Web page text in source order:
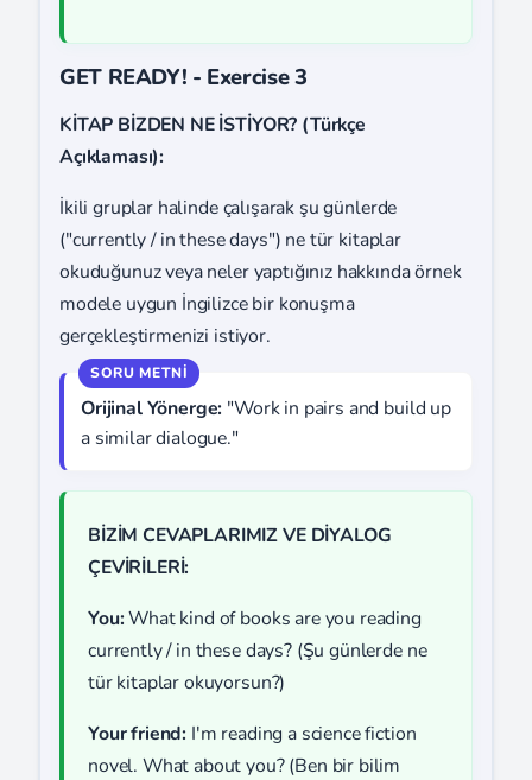
GET READY! - Exercise 3
KİTAP BİZDEN NE İSTİYOR? (Türkçe
Açıklaması):
İkili gruplar halinde çalışarak şu günlerde
("currently / in these days") ne tür kitaplar
okuduğunuz veya neler yaptığınız hakkında örnek
modele uygun İngilizce bir konuşma
gerçekleştirmenizi istiyor.
Orijinal Yönerge: "Work in pairs and build up
a similar dialogue."
BİZİM CEVAPLARIMIZ VE DİYALOG
ÇEVİRİLERİ:
You:What kind of books are you reading
currently / in these days? (Şu günlerde ne
tür kitaplar okuyorsun?)
Your friend: I'm reading a science fiction
novel. What about you? (Ben bir bilim